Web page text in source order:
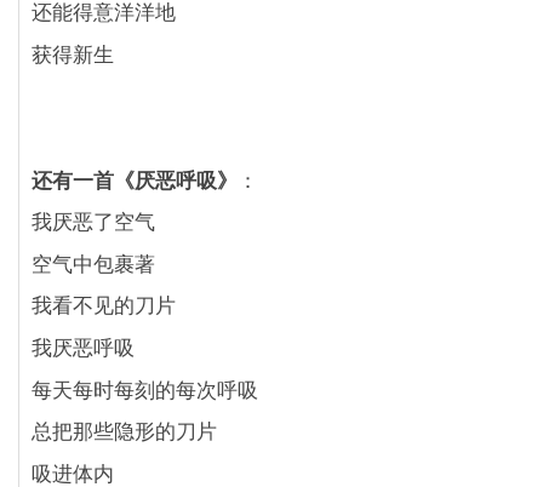
还能得意洋洋地
获得新生
还有一首《厌恶呼吸》
：
我厌恶了空气
空气中包裹著
我看不见的刀片
我厌恶呼吸
每天每时每刻的每次呼吸
总把那些隐形的刀片
吸进体内